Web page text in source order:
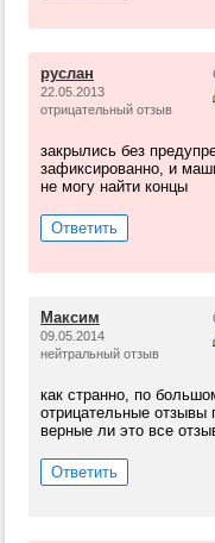
руслан
22.05.2013
отрицательный отзыв
закрылись без
зафиксированно, и
не могу найти концы
Ответить
Максим
09.05.2014
нейтральный отзыв
как странно, по
отрицательные
верные ли это все
Ответить